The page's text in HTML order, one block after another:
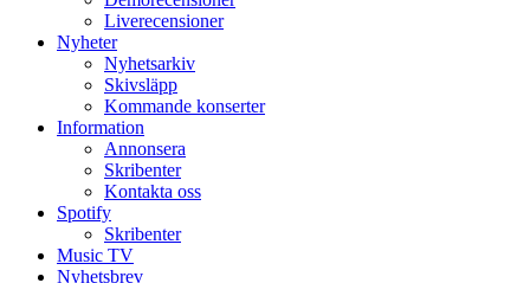
Liverecensioner
Nyheter
Nyhetsarkiv
Skivsläpp
Kommande konserter
Information
Annonsera
Skribenter
Kontakta oss
Spotify
Skribenter
Music TV
Nyhetsbrev